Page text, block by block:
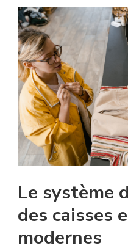
Le système
des caisses
modernes